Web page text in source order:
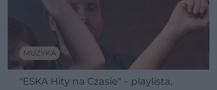
MUZYKA
"ESKA Hity na Czasie" – playlista,